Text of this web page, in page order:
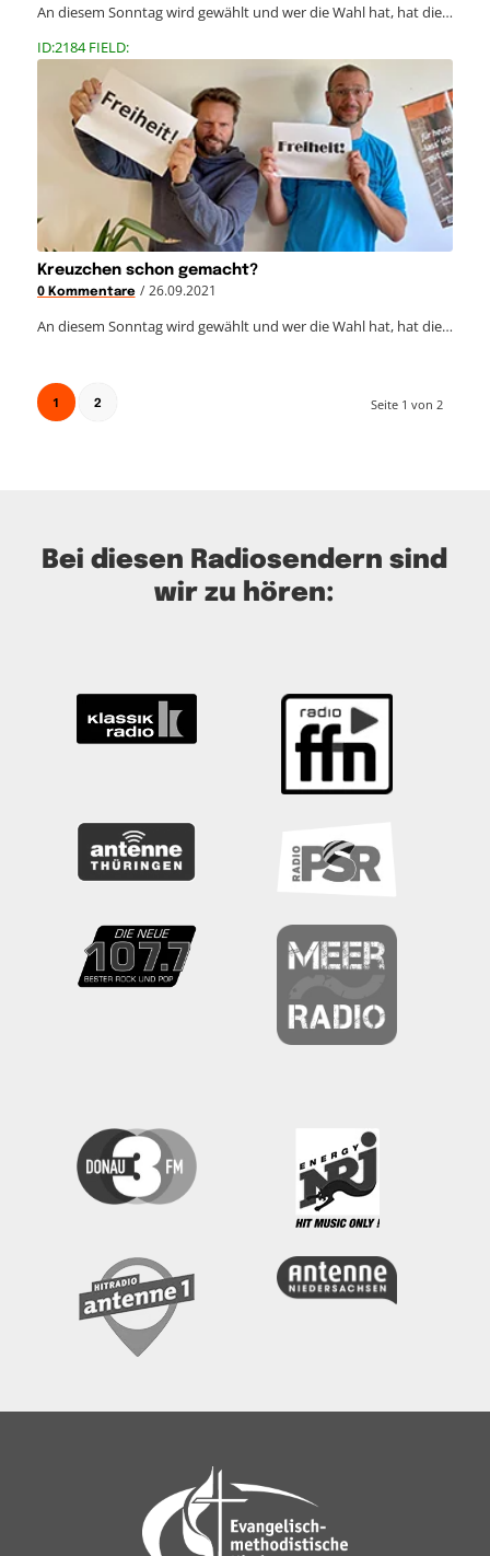
An diesem Sonntag wird gewählt und wer die Wahl hat, hat die…
ID:2184 FIELD:
Kreuzchen schon gemacht?
0 Kommentare / 26.09.2021
An diesem Sonntag wird gewählt und wer die Wahl hat, hat die…
Seite 1 von 2
1 2
Bei diesen Radiosendern sind
wir zu hören: